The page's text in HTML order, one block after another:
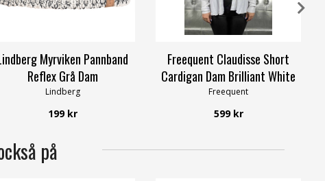
Myrviken Pannband
Reflex Grå Dam
Lindberg
199 kr
Freequent Claudisse Short
Cardigan Dam Brilliant White
Freequent
599 kr
på